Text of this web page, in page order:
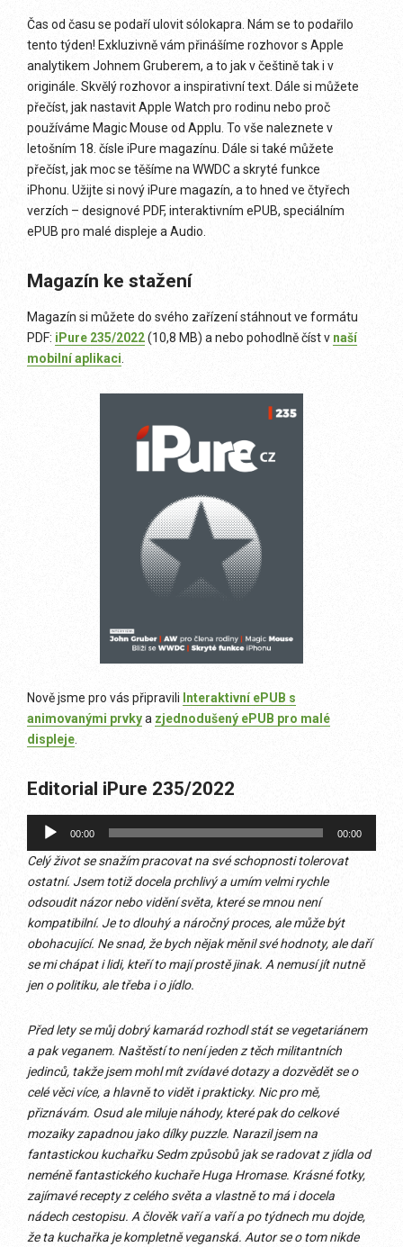
Čas od času se podaří ulovit sólokapra. Nám se to podařilo
tento týden! Exkluzivně vám přinášíme rozhovor s Apple
analytikem Johnem Gruberem, a to jak v češtině tak i v
originále. Skvělý rozhovor a inspirativní text. Dále si můžete
přečíst, jak nastavit Apple Watch pro rodinu nebo proč
používáme Magic Mouse od Applu. To vše naleznete v
letošním 18. čísle iPure magazínu. Dále si také můžete
přečíst, jak moc se těšíme na WWDC a skryté funkce
iPhonu. Užijte si nový iPure magazín, a to hned ve čtyřech
verzích – designové PDF, interaktivním ePUB, speciálním
ePUB pro malé displeje a Audio.
Magazín ke stažení
Magazín si můžete do svého zařízení stáhnout ve formátu
PDF: iPure 235/2022(10,8 MB) a nebo pohodlně číst v naší
mobilní aplikaci
Nově jsme pro vás připravili Interaktivní ePUB s
animovanými prvkya zjednodušený ePUB pro malé
displeje
Editorial iPure 235/2022
Audio
přehrávač
00:00 00:00
Celý život se snažím pracovat na své schopnosti tolerovat
ostatní. Jsem totiž docela prchlivý a umím velmi rychle
odsoudit názor nebo vidění světa, které se mnou není
kompatibilní. Je to dlouhý a náročný proces, ale může být
obohacující. Ne snad, že bych nějak měnil své hodnoty, ale daří
se mi chápat i lidi, kteří to mají prostě jinak. A nemusí jít nutně
jen o politiku, ale třeba i o jídlo.
Před lety se můj dobrý kamarád rozhodl stát se vegetariánem
a pak veganem. Naštěstí to není jeden z těch militantních
jedinců, takže jsem mohl mít zvídavé dotazy a dozvědět se o
celé věci více, a hlavně to vidět i prakticky. Nic pro mě,
přiznávám. Osud ale miluje náhody, které pak do celkové
mozaiky zapadnou jako dílky puzzle. Narazil jsem na
fantastickou kuchařku Sedm způsobů jak se radovat z jídla od
neméně fantastického kuchaře Huga Hromase. Krásné fotky,
zajímavé recepty z celého světa a vlastně to má i docela
nádech cestopisu. A člověk vaří a vaří a po týdnech mu dojde,
že ta kuchařka je kompletně veganská. Autor se o tom nikde